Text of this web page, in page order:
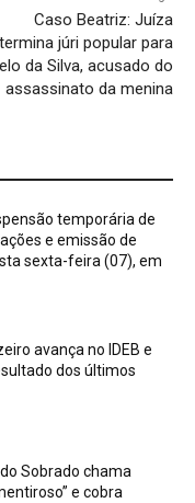
Caso Beatriz: Juíza
júri popular para
da Silva, acusado do
assassinato da menina
temporária de
e emissão de
sexta-feira (07), em
avança no IDEB e
dos últimos
Sobrado chama
e cobra